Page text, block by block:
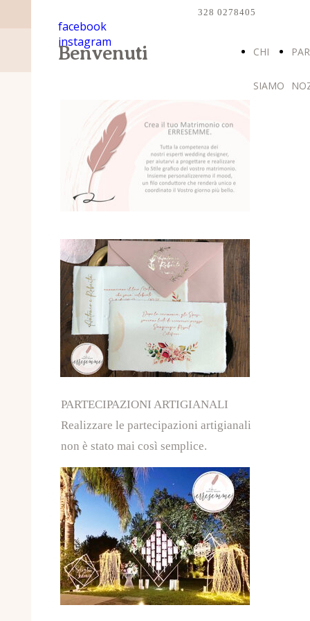
facebook
instagram
328 0278405
CHI
SIAMO
Benvenuti
PARTECIPAZIONI ARTIGIANALI
Realizzare le partecipazioni artigianali
non è stato mai così semplice.